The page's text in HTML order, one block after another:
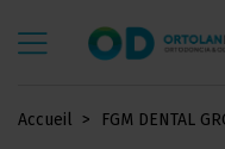
Accueil FGM DENTAL